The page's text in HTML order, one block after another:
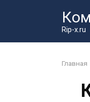
Rip-x.ru
Главная